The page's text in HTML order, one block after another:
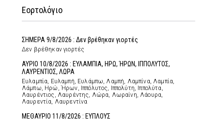
Εορτολόγιο
ΣΗΜΕΡΑ 9/8/2026 : Δεν βρέθηκαν γιορτές
Δεν βρέθηκαν γιορτές
ΑΥΡΙΟ 10/8/2026 : ΕΥΛΑΜΠΙΑ, ΗΡΩ, ΉΡΩΝ, ΙΠΠΟΛΥΤΟΣ,
ΛΑΥΡΕΝΤΙΟΣ, ΛΩΡΑ
Ευλαμπία, Ευλαμπή, Ευλάμπω, Λαμπή, Λαμπίνα, Λαμπία,
Λάμπω, Ηρώ, Ήρων, Ιππόλυτος, Ιππολύτη, Ιππολύτα,
Λαυρέντιος, Λαυρέντης, Λώρα, Λωραίνη, Λάουρα,
Λαυρεντία, Λαυρεντίνα
ΜΕΘΑΥΡΙΟ 11/8/2026 : ΕΥΠΛΟΥΣ